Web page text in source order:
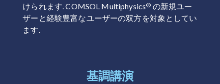
けられます. COMSOL Multiphysics® の新規ユー
ザーと経験豊富なユーザーの双方を対象としてい
ます.
基調講演